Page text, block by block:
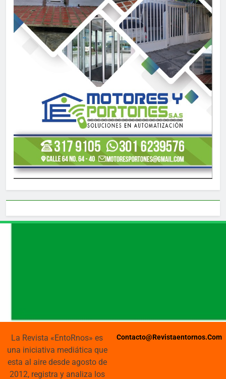
La Revista «EntoRnos» es
una iniciativa mediática que
esta al aire desde agosto de
2012, registra y analiza los
Contacto@revistaentornos.com